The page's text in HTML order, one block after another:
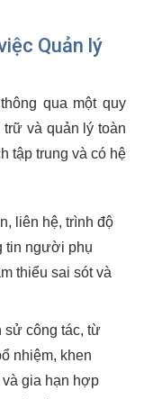
Quản lý
qua một quy
và quản lý toàn
tập trung và có hệ
liên hệ, trình độ
tin người phụ
thiểu sai sót và
sử công tác, từ
nhiệm, khen
gia hạn hợp